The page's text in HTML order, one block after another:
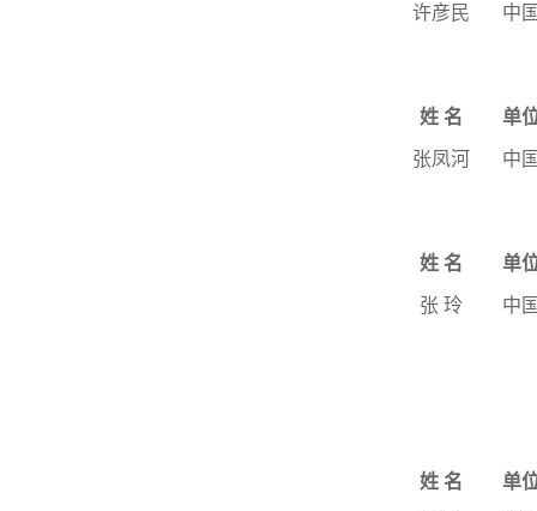
许彦民 中
姓 名 单
张凤河 中
姓 名 单
张 玲 中
姓 名 单